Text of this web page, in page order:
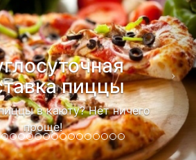
пиццы
в каюту? Нет ничего
проще!